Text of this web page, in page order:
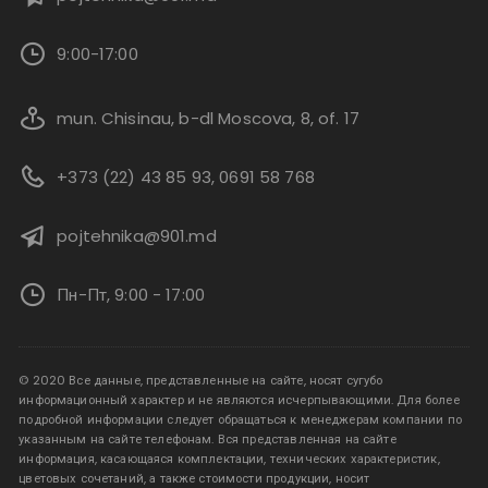
9:00-17:00
mun. Chisinau, b-dl Moscova, 8, of. 17
+373 (22) 43 85 93, 0691 58 768
pojtehnika@901.md
Пн-Пт, 9:00 - 17:00
© 2020 Все данные, представленные на сайте, носят сугубо
информационный характер и не являются исчерпывающими. Для более
подробной информации следует обращаться к менеджерам компании по
указанным на сайте телефонам. Вся представленная на сайте
информация, касающаяся комплектации, технических характеристик,
цветовых сочетаний, а также стоимости продукции, носит